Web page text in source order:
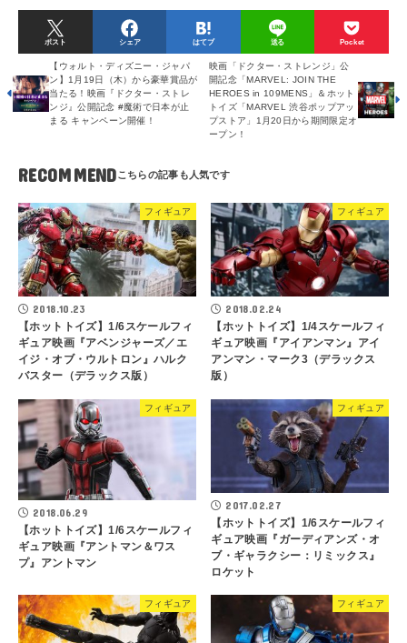
ポスト シェア はてブ 送る Pocket
【ウォルト・ディズニー・ジャパ
ン】1月19日（木）から豪華賞品が
当たる！映画『ドクター・ストレ
ンジ』公開記念 #魔術で日本が止
まる キャンペーン開催！
映画「ドクター・ストレンジ」公
開記念「MARVEL: JOIN THE
HEROES in 109MENS」＆ホット
トイズ「MARVEL 渋谷ポップアッ
プストア」1月20日から期間限定オ
ープン！
RECOMMEND
フィギュア
2018.10.23
【ホットトイズ】1/6スケールフィ
ギュア映画『アベンジャーズ／エ
イジ・オブ・ウルトロン』ハルク
バスター（デラックス版）
フィギュア
2018.02.24
【ホットトイズ】1/4スケールフィ
ギュア映画『アイアンマン』アイ
アンマン・マーク3（デラックス
版）
フィギュア
2018.06.29
【ホットトイズ】1/6スケールフィ
ギュア映画『アントマン＆ワス
プ』アントマン
フィギュア
2017.02.27
【ホットトイズ】1/6スケールフィ
ギュア映画『ガーディアンズ・オ
ブ・ギャラクシー：リミックス』
ロケット
フィギュア フィギュア